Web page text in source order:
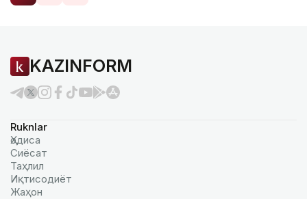
KAZINFORM
Ruknlar
Ҳодиса
Сиёсат
Таҳлил
Иқтисодиёт
Жаҳон